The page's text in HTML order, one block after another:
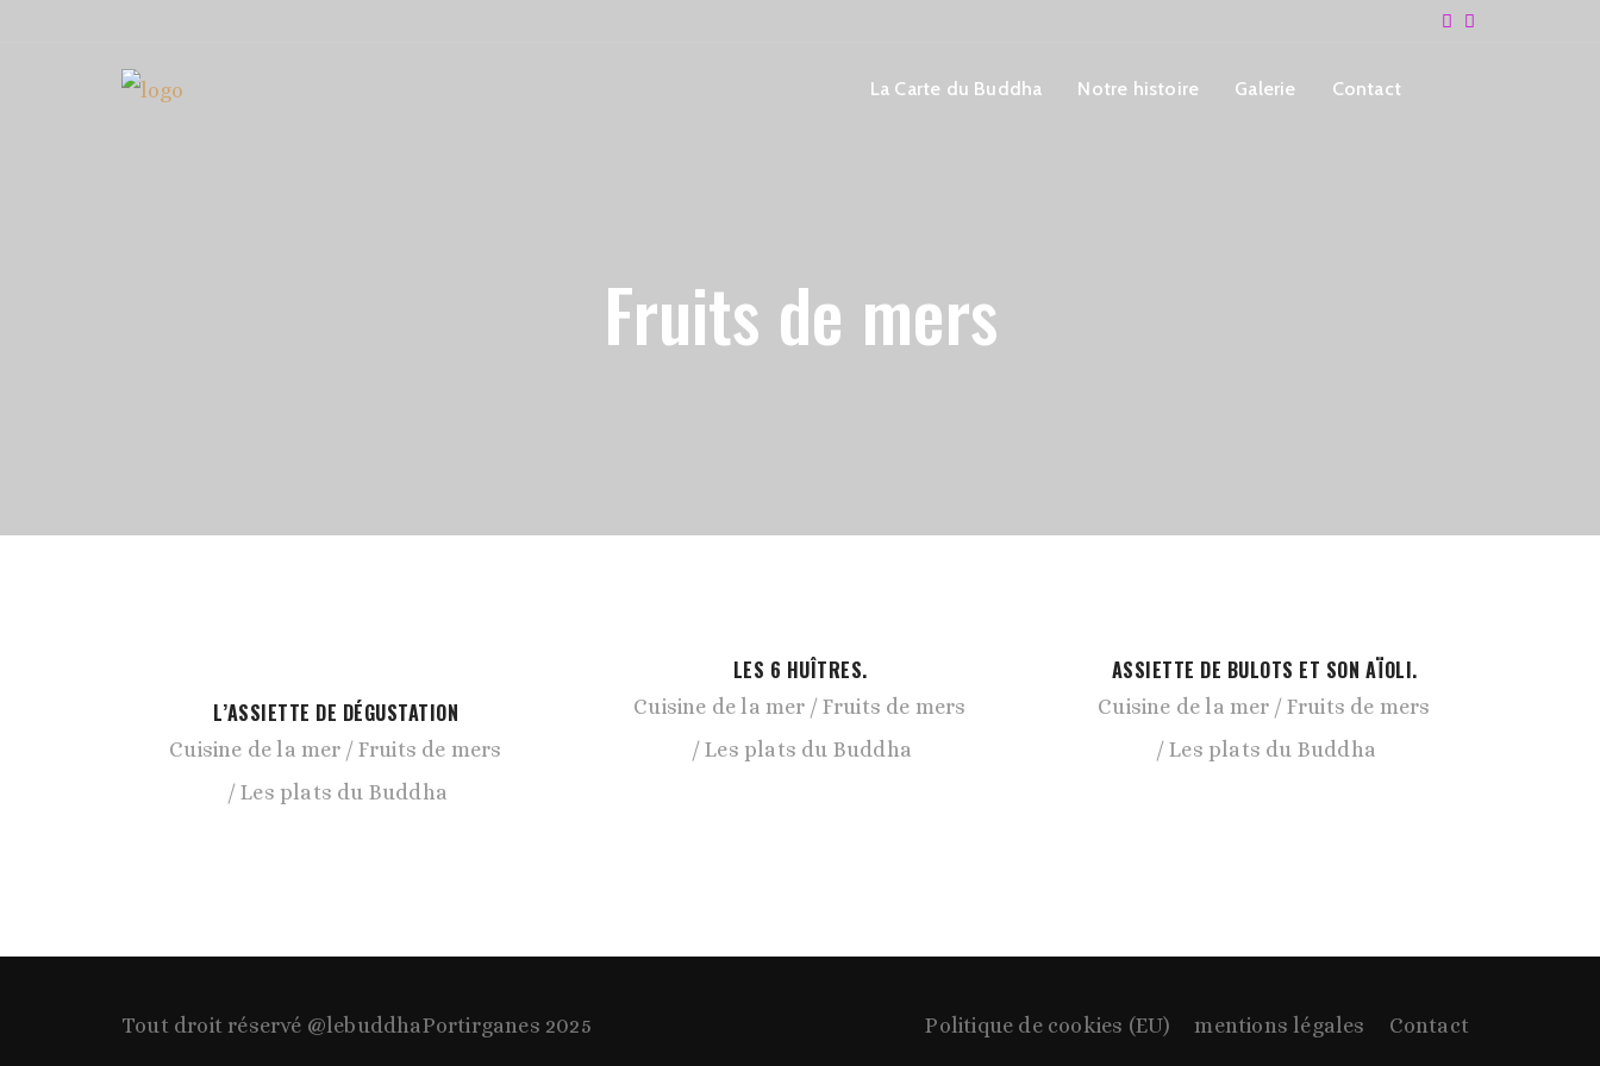
La Carte du Buddha Notre histoire Galerie Contact
Fruits de mers
L’ASSIETTE DE DÉGUSTATION
Cuisine de la mer
Fruits de mers
Les plats du Buddha
LES 6 HUÎTRES.
Cuisine de la mer
Fruits de mers
Les plats du Buddha
ASSIETTE DE BULOTS ET SON AÏOLI.
Cuisine de la mer
Fruits de mers
Les plats du Buddha
Tout droit réservé @lebuddhaPortirganes 2025 Politique de cookies (EU) mentions légales Contact